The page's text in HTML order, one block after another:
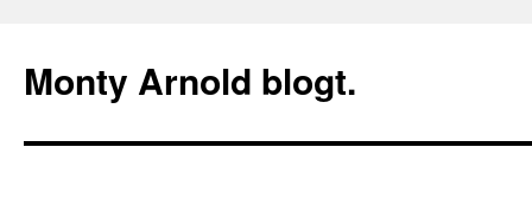
springen
Monty Arnold blogt.